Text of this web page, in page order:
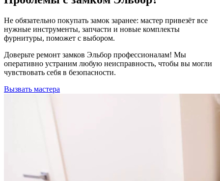
Не обязательно покупать замок заранее: мастер привезёт все
нужные инструменты, запчасти и новые комплекты
фурнитуры, поможет с выбором.
Доверьте ремонт замков Эльбор профессионалам! Мы
оперативно устраним любую неисправность, чтобы вы могли
чувствовать себя в безопасности.
Вызвать мастера